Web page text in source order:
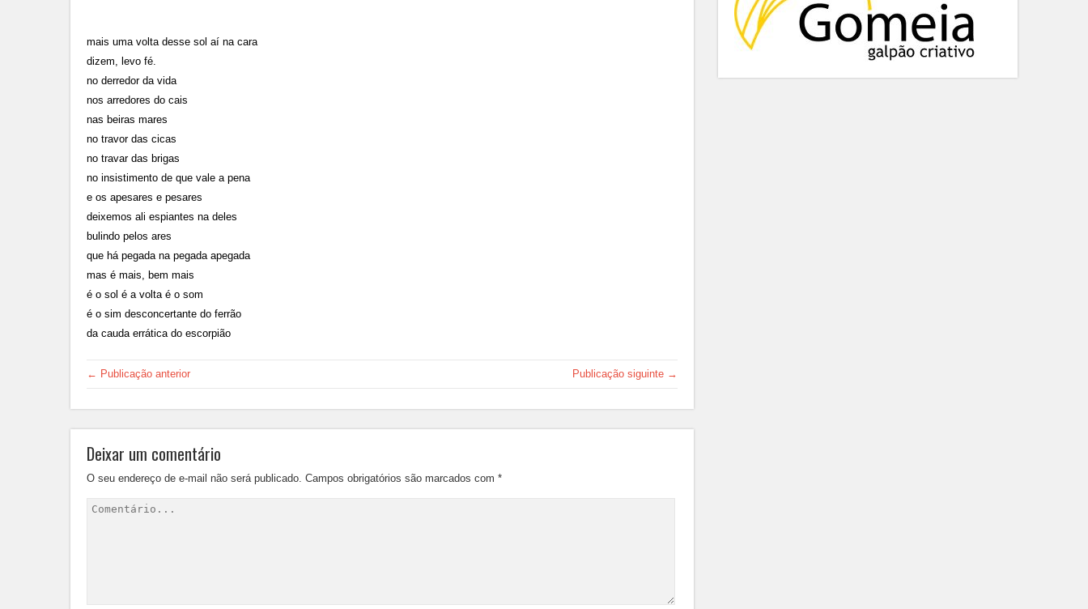
mais uma volta desse sol aí na cara
dizem, levo fé.
no derredor da vida
nos arredores do cais
nas beiras mares
no travor das cicas
no travar das brigas
no insistimento de que vale a pena
e os apesares e pesares
deixemos ali espiantes na deles
bulindo pelos ares
que há pegada na pegada apegada
mas é mais, bem mais
é o sol é a volta é o som
é o sim desconcertante do ferrão
da cauda errática do escorpião
← Publicação anterior Publicação siguinte →
Deixar um comentário
O seu endereço de e-mail não será publicado. Campos obrigatórios são marcados com *